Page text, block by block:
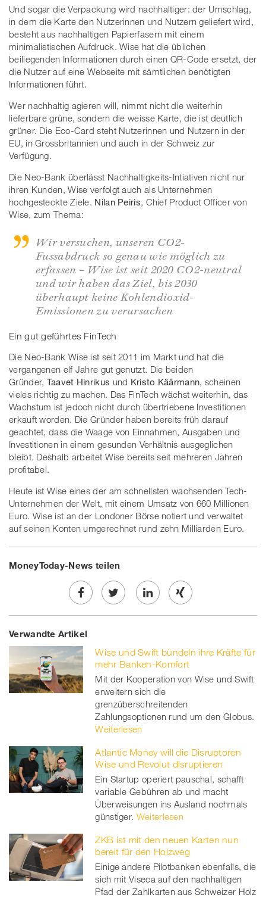
Und sogar die Verpackung wird nachhaltiger: der Umschlag,
in dem die Karte den Nutzerinnen und Nutzern geliefert wird,
besteht aus nachhaltigen Papierfasern mit einem
minimalistischen Aufdruck. Wise hat die üblichen
beiliegenden Informationen durch einen QR-Code ersetzt, der
die Nutzer auf eine Webseite mit sämtlichen benötigten
Informationen führt.
Wer nachhaltig agieren will, nimmt nicht die weiterhin
lieferbare grüne, sondern die weisse Karte, die ist deutlich
grüner. Die Eco-Card steht Nutzerinnen und Nutzern in der
EU, in Grossbritannien und auch in der Schweiz zur
Verfügung.
Die Neo-Bank überlässt Nachhaltigkeits-Intiativen nicht nur
ihren Kunden, Wise verfolgt auch als Unternehmen
hochgesteckte Ziele. Nilan Peiris, Chief Product Officer von
Wise, zum Thema:
Wir versuchen, unseren CO2-
Fussabdruck so genau wie möglich zu
erfassen – Wise ist seit 2020 CO2-neutral
und wir haben das Ziel, bis 2030
überhaupt keine Kohlendioxid-
Emissionen zu verursachen
Ein gut geführtes FinTech
Die Neo-Bank Wise ist seit 2011 im Markt und hat die
vergangenen elf Jahre gut genutzt. Die beiden
Gründer, Taavet Hinrikus und Kristo Käärmann, scheinen
vieles richtig zu machen. Das FinTech wächst weiterhin, das
Wachstum ist jedoch nicht durch übertriebene Investitionen
erkauft worden. Die Gründer haben bereits früh darauf
geachtet, dass die Waage von Einnahmen, Ausgaben und
Investitionen in einem gesunden Verhältnis ausgeglichen
bleibt. Deshalb arbeitet Wise bereits seit mehreren Jahren
profitabel.
Heute ist Wise eines der am schnellsten wachsenden Tech-
Unternehmen der Welt, mit einem Umsatz von 660 Millionen
Euro. Wise ist an der Londoner Börse notiert und verwaltet
auf seinen Konten umgerechnet rund zehn Milliarden Euro.
MoneyToday-News teilen
Share
on
Facebook
Twe
on
twitt
er
Share
linkedin
Share
Xing
Verwandte Artikel
Wise und Swift bündeln ihre Kräfte für
mehr Banken-Komfort
Mit der Kooperation von Wise und Swift
erweitern sich die
grenzüberschreitenden
Zahlungsoptionen rund um den Globus.
Weiterlesen
Atlantic Money will die Disruptoren
Wise und Revolut disruptieren
Ein Startup operiert pauschal, schafft
variable Gebühren ab und macht
Überweisungen ins Ausland nochmals
günstiger. Weiterlesen
ZKB ist mit den neuen Karten nun
bereit für den Holzweg
Einige andere Pilotbanken ebenfalls, die
sich mit Viseca auf den nachhaltigen
Pfad der Zahlkarten aus Schweizer Holz